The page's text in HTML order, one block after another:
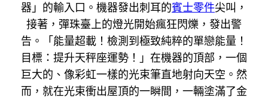
器」的輸入口。機器發出刺耳的賓士零件尖叫，
接著，彈珠臺上的燈光開始瘋狂閃爍，發出警
告。「能量超載！檢測到極致純粹的單戀能量！
目標：提升天秤座運勢！」在機器的頂部，一個
巨大的、像彩虹一樣的光束筆直地射向天空。然
而，就在光束衝出屋頂的一瞬間，一輛塗滿了金